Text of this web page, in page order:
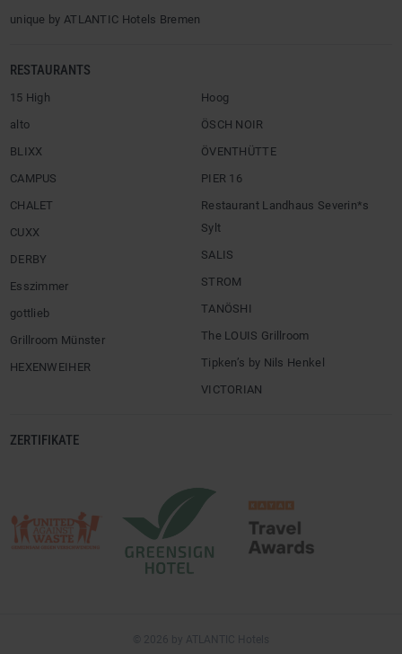
unique by ATLANTIC Hotels Bremen
RESTAURANTS
15 High
alto
BLIXX
CAMPUS
CHALET
CUXX
DERBY
Esszimmer
gottlieb
Grillroom Münster
HEXENWEIHER
Hoog
ÖSCH NOIR
ÖVENTHÜTTE
PIER 16
Restaurant Landhaus Severin*s
Sylt
SALIS
STROM
TANÖSHI
The LOUIS Grillroom
Tipken’s by Nils Henkel
VICTORIAN
ZERTIFIKATE
© 2026 by ATLANTIC Hotels